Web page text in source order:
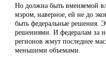
Но должна быть вменяемой
мэром, наверное, ей не до
быть федеральные решения.
решениями. И федералам за
регионов жмут последнее
меньшими объемами.